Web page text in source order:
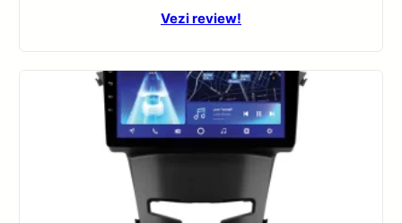
Vezi review!